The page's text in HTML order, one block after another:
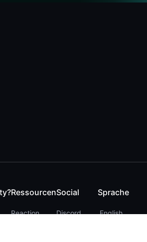
Ressourcen
Reaction
Social
Discord
Sprache
English